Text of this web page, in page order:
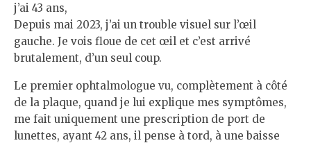
j’ai 43 ans,
Depuis mai 2023, j’ai un trouble visuel sur l’œil
gauche. Je vois floue de cet œil et c’est arrivé
brutalement, d’un seul coup.
Le premier ophtalmologue vu, complètement à côté
de la plaque, quand je lui explique mes symptômes,
me fait uniquement une prescription de port de
lunettes, ayant 42 ans, il pense à tord, à une baisse